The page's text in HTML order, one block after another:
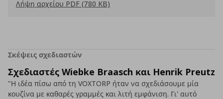
Λήψη αρχείου PDF (780 KB)
Σκέψεις σχεδιαστών
Σχεδιαστές Wiebke Braasch και Henrik Preutz
"Η ιδέα πίσω από τη VOXTORP ήταν να σχεδιάσουμε μία
κουζίνα με καθαρές γραμμές και λιτή εμφάνιση. Γι' αυτό